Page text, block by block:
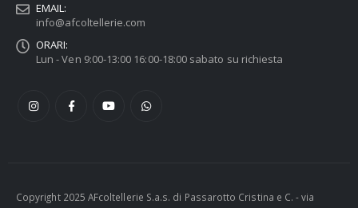
EMAIL:
info@afcoltellerie.com
ORARI:
Lun - Ven 9:00-13:00 16:00-18:00 sabato su richiesta
Copyright 2025 AFcoltellerie S.a.s. di Passarotto Cristina e C. - via